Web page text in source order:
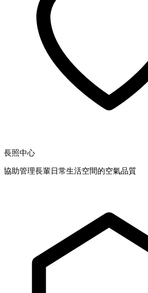
長照中心
協助管理長輩日常生活空間的空氣品質